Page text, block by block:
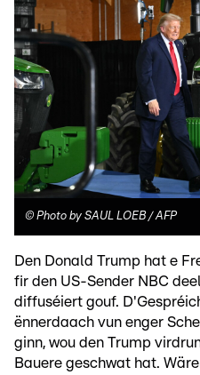
© Photo by SAUL LOEB / AFP
Den Donald Trump hat e
fir den US-Sender NBC
diffuséiert gouf.
ënnerdaach vun enger
ginn, wou den Trump
Bauere geschwat hat.